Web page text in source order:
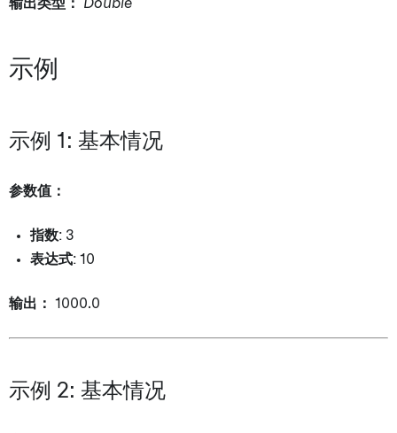
输出类型： Double
示例
示例 1: 基本情况
参数值：
指数: 3
表达式: 10
输出： 1000.0
示例 2: 基本情况